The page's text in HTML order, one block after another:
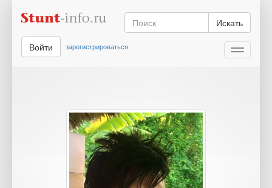
Искать
Toggle
Войти зарегистрироваться